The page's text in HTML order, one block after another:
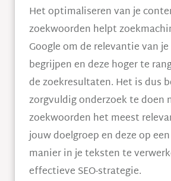
Het optimaliseren van je
zoekwoorden helpt
Google om de relevantie van je
begrijpen en deze hoger te
de zoekresultaten. Het is dus
zorgvuldig onderzoek te doen
zoekwoorden het meest
jouw doelgroep en deze op
manier in je teksten te
effectieve SEO-strategie.